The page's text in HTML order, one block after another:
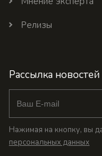
Релизы
Рассылка новостей
Нажимая на кнопку, вы
персональных данных